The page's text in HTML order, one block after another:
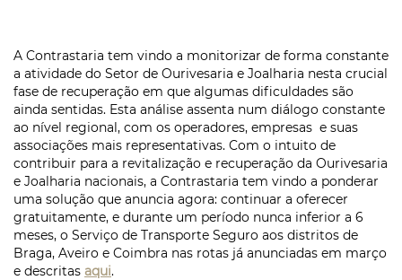
A Contrastaria tem vindo a monitorizar de forma constante
a atividade do Setor de Ourivesaria e Joalharia nesta crucial
fase de recuperação em que algumas dificuldades são
ainda sentidas. Esta análise assenta num diálogo constante
ao nível regional, com os operadores, empresas e suas
associações mais representativas. Com o intuito de
contribuir para a revitalização e recuperação da Ourivesaria
e Joalharia nacionais, a Contrastaria tem vindo a ponderar
uma solução que anuncia agora: continuar a oferecer
gratuitamente, e durante um período nunca inferior a 6
meses, o Serviço de Transporte Seguro aos distritos de
Braga, Aveiro e Coimbra nas rotas já anunciadas em março
e descritas aqui.